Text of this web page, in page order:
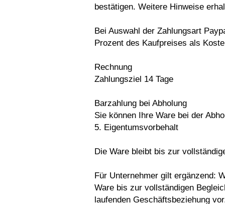
bestätigen. Weitere Hinweise
Bei Auswahl der Zahlungsart
Prozent des Kaufpreises als
Rechnung
Zahlungsziel 14 Tage
Barzahlung bei Abholung
Sie können Ihre Ware bei der
5. Eigentumsvorbehalt
Die Ware bleibt bis zur
Für Unternehmer gilt ergänzend:
Ware bis zur vollständigen
laufenden Geschäftsbeziehung